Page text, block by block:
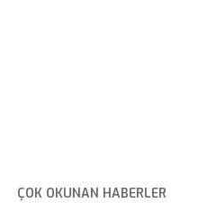
ÇOK OKUNAN HABERLER